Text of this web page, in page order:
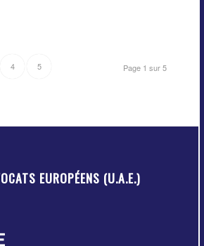
Page 1 sur 5
4 5
EUROPÉENS (U.A.E.)